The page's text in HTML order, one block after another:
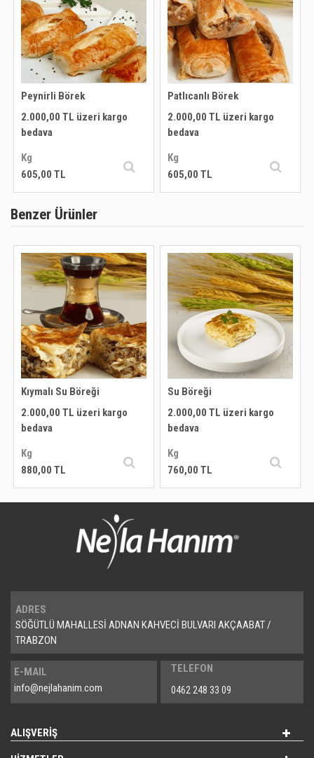
Patlıcanlı Börek
2.000,00 TL üzeri kargo
bedava
Kg
605,00 TL
Tavuklu Börek
2.000,00 TL üzeri kargo
bedava
Kg
750,00 TL
Benzer Ürünler
Kıymalı Su Böreği
2.000,00 TL üzeri kargo
bedava
Kg
880,00 TL
Su Böreği
2.000,00 TL üzeri kargo
bedava
Kg
760,00 TL
ADRES
SÖĞÜTLÜ MAHALLESİ ADNAN KAHVECİ BULVARI AKÇAABAT /
TRABZON
E-MAIL
info@nejlahanim.com
TELEFON
0462 248 33 09
ALIŞVERİŞ